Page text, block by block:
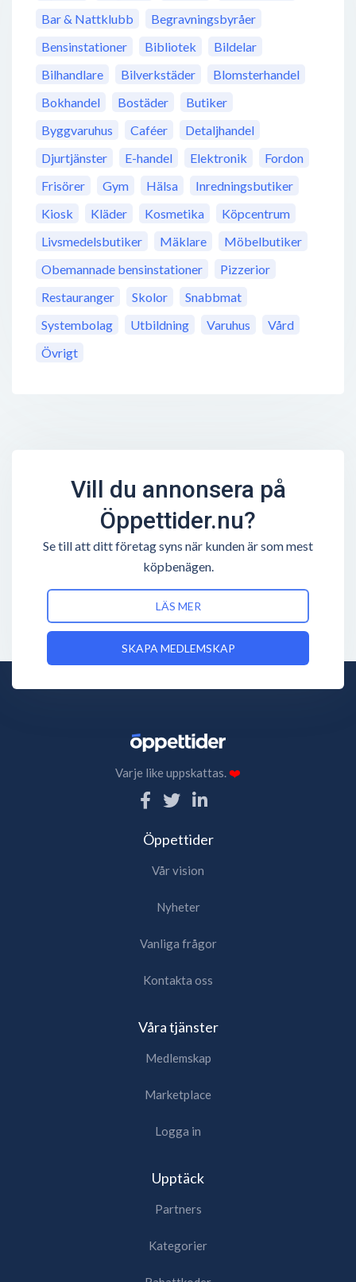
Bar & Nattklubb
Begravningsbyråer
Bensinstationer
Bibliotek
Bildelar
Bilhandlare
Bilverkstäder
Blomsterhandel
Bokhandel
Bostäder
Butiker
Byggvaruhus
Caféer
Detaljhandel
Djurtjänster
E-handel Elektronik
Fordon
Frisörer
Gym Hälsa
Inredningsbutiker
Kiosk
Kläder Kosmetika
Köpcentrum
Livsmedelsbutiker
Mäklare
Möbelbutiker
Obemannade bensinstationer
Pizzerior
Restauranger
Skolor
Snabbmat
Systembolag
Utbildning Varuhus
Vård
Övrigt
Vill du annonsera på
Öppettider.nu?
Se till att ditt företag syns när kunden är som mest
köpbenägen.
LÄS MER
SKAPA MEDLEMSKAP
Varje like uppskattas.❤️
Öppettider
Vår vision
Nyheter
Vanliga frågor
Kontakta oss
Våra tjänster
Medlemskap
Marketplace
Logga in
Upptäck
Partners
Kategorier